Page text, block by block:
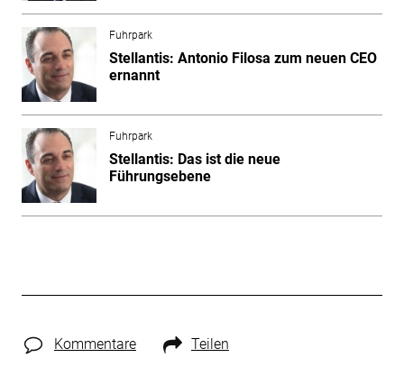
Fuhrpark
Stellantis: Antonio Filosa zum neuen CEO
ernannt
Fuhrpark
Stellantis: Das ist die neue
Führungsebene
Kommentare Teilen